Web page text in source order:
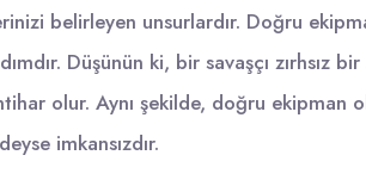
belirleyen unsurlardır. Doğru
Düşünün ki, bir savaşçı zırhsız
olur. Aynı şekilde, doğru ekipman
imkansızdır.